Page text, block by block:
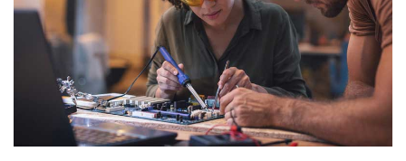
Especialização
Educação a Distância
Todos os Cursos